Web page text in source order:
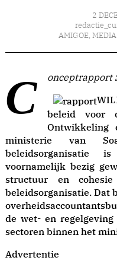
2
AMIGOE, MEDIA,
Conceptrapport
beleid voor
ministerie van
voornamelijk bezig
structuur en
beleidsorganisatie. Dat
de wet- en
sectoren binnen het
Advertentie